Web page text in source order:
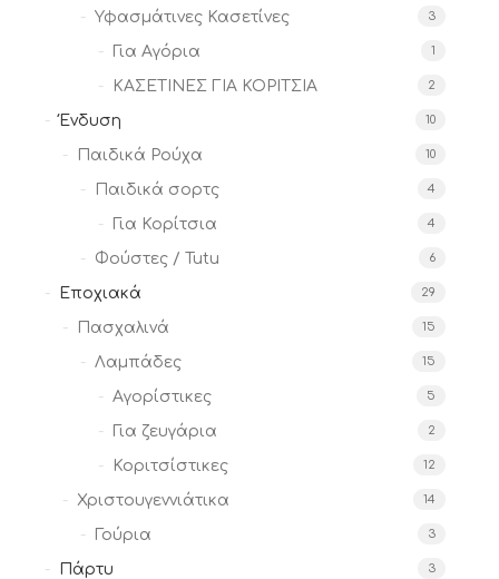
Υφασμάτινες Κασετίνες 3
Για Αγόρια 1
ΚΑΣΕΤΙΝΕΣ ΓΙΑ ΚΟΡΙΤΣΙΑ 2
Ένδυση 10
Παιδικά Ρούχα 10
Παιδικά σορτς 4
Για Κορίτσια 4
Φούστες / Tutu 6
Εποχιακά 29
Πασχαλινά 15
Λαμπάδες 15
Αγορίστικες 5
Για ζευγάρια 2
Κοριτσίστικες 12
Χριστουγεννιάτικα 14
Γούρια 3
Πάρτυ 3